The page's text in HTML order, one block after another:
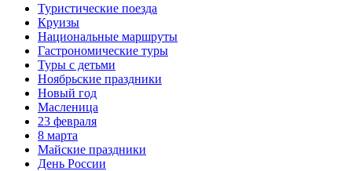
Туристические поезда
Круизы
Национальные маршруты
Гастрономические туры
Туры с детьми
Ноябрьские праздники
Новый год
Масленица
23 февраля
8 марта
Майские праздники
День России